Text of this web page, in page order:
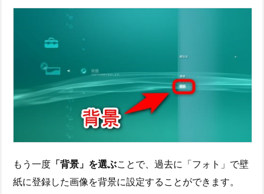
もう一度 「背景」を選ぶことで、過去に「フォト」で壁
紙に登録した画像を背景に設定することができます。